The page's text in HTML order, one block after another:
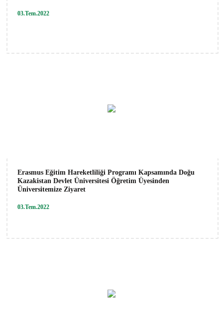
03.Tem.2022
Erasmus Eğitim Hareketliliği Programı Kapsamında Doğu
Kazakistan Devlet Üniversitesi Öğretim Üyesinden
Üniversitemize Ziyaret
03.Tem.2022